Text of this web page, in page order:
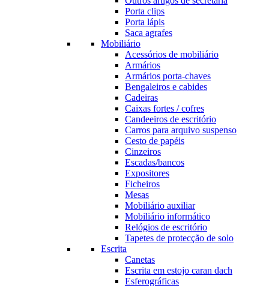
Porta clips
Porta lápis
Saca agrafes
Mobiliário
Acessórios de mobiliário
Armários
Armários porta-chaves
Bengaleiros e cabides
Cadeiras
Caixas fortes / cofres
Candeeiros de escritório
Carros para arquivo suspenso
Cesto de papéis
Cinzeiros
Escadas/bancos
Expositores
Ficheiros
Mesas
Mobiliário auxiliar
Mobiliário informático
Relógios de escritório
Tapetes de protecção de solo
Escrita
Canetas
Escrita em estojo caran dach
Esferográficas